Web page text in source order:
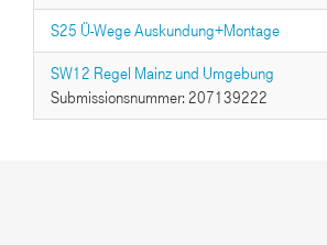
S25 Ü-Wege Auskundung+Montage
SW12 Regel Mainz und Umgebung
Submissionsnummer: 207139222